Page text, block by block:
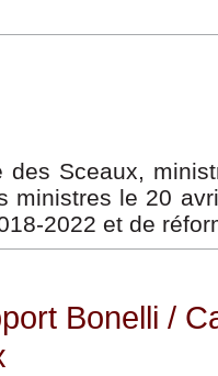
des Sceaux,
ministres le 20
2022 et de
Bonelli /